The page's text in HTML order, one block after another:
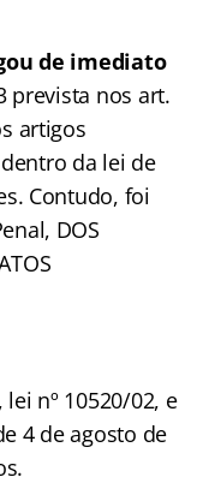
de imediato
prevista nos art.
artigos
da lei de
Contudo, foi
DOS
lei nº 10520/02, e
4 de agosto de